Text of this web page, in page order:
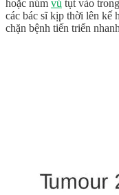
hoặc núm vú tụt vào
các bác sĩ kịp thời lên kế
chặn bệnh tiến triển